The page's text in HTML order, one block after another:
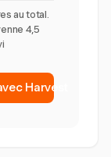
au total.
4,5
Harvest